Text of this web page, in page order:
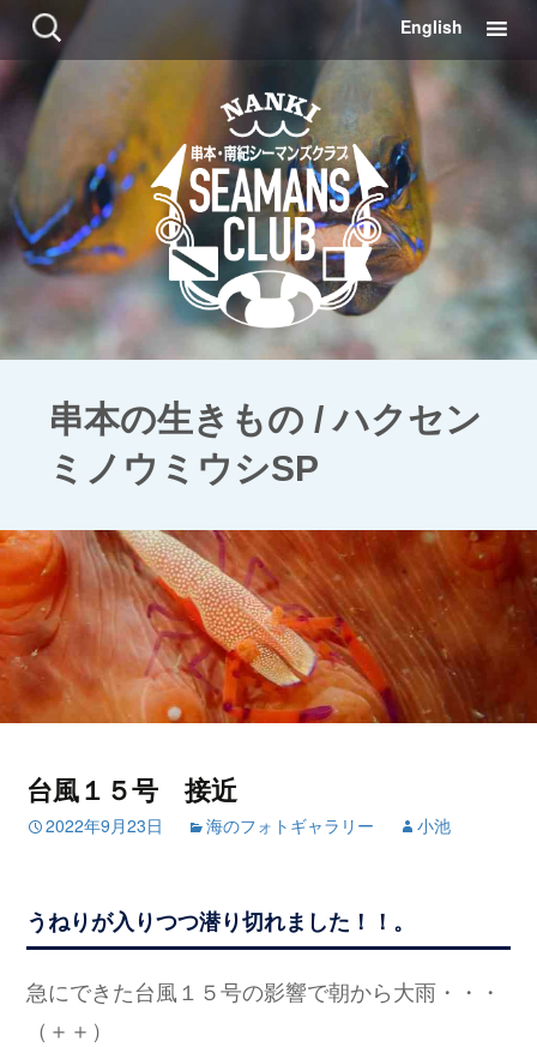
検
索:
コ
ン
ツ
に
English
串本の生きもの / ハクセン
ミノウミウシSP
台風１５号 接近
2022年9月23日 海のフォトギャラリー 小池
うねりが入りつつ潜り切れました！！。
急にできた台風１５号の影響で朝から大雨・・・
（＋＋）